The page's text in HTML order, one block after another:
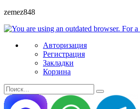
zemez848
Авторизация
Регистрация
Закладки
Корзина